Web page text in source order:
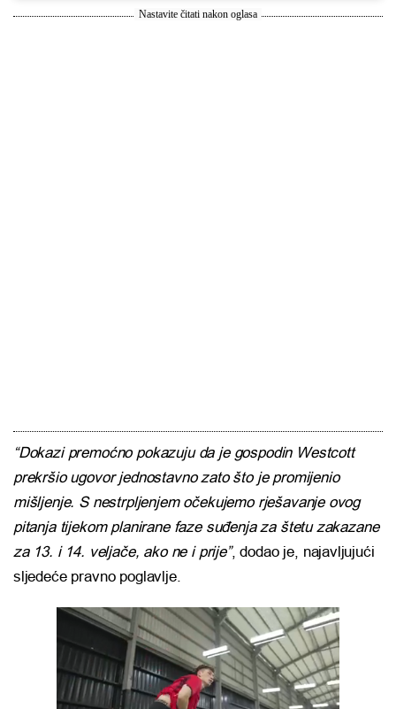
Nastavite čitati nakon oglasa
“Dokazi premoćno pokazuju da je gospodin Westcott
prekršio ugovor jednostavno zato što je promijenio
mišljenje. S nestrpljenjem očekujemo rješavanje ovog
pitanja tijekom planirane faze suđenja za štetu zakazane
za 13. i 14. veljače, ako ne i prije”, dodao je, najavljujući
sljedeće pravno poglavlje.